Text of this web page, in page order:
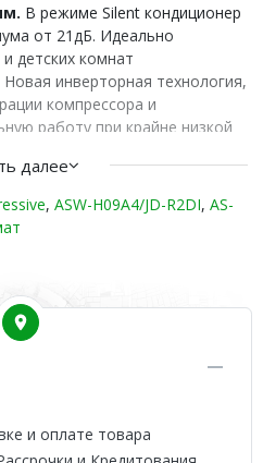
В режиме Silent кондиционер
от 21дБ. Идеально
детских комнат
Новая инверторная технология,
компрессора и
работу при крайне низкой
кондиционер потребляет
чем обычная электрическая
Plus.
отвод конденсата с
повышенная
и производительность.
предохраняющей их от
окружающей среды, а
блоку эстетичный
далее
, ASW-H09A4/JD-R2DI, AS-
и оплате товара